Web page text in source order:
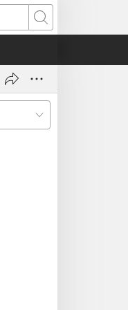
搜
索